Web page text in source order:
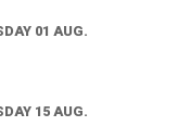
01 AUG.
15 AUG.